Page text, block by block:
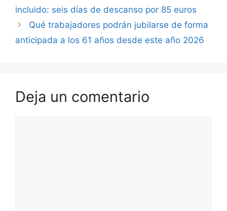
incluido: seis días de descanso por 85 euros
Qué trabajadores podrán jubilarse de forma
anticipada a los 61 años desde este año 2026
Deja un comentario